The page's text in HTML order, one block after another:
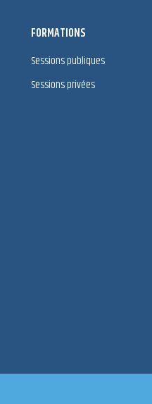
FORMATIONS
Sessions publiques
Sessions privées